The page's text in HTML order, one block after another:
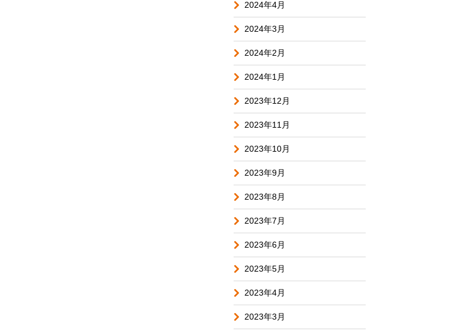
2024年4月
2024年3月
2024年2月
2024年1月
2023年12月
2023年11月
2023年10月
2023年9月
2023年8月
2023年7月
2023年6月
2023年5月
2023年4月
2023年3月